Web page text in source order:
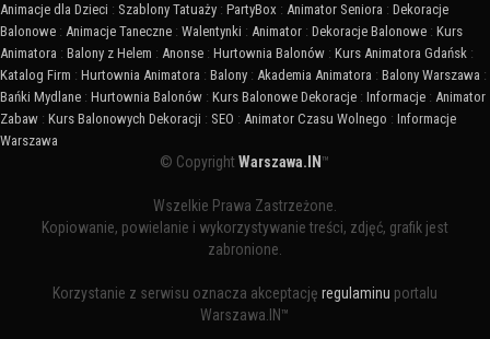
Animacje dla Dzieci : Szablony Tatuaży : PartyBox : Animator Seniora : Dekoracje
Balonowe : Animacje Taneczne : Walentynki : Animator : Dekoracje Balonowe : Kurs
Animatora : Balony z Helem : Anonse : Hurtownia Balonów : Kurs Animatora Gdańsk :
Katalog Firm : Hurtownia Animatora : Balony : Akademia Animatora : Balony Warszawa :
Bańki Mydlane : Hurtownia Balonów : Kurs Balonowe Dekoracje : Informacje : Animator
Zabaw : Kurs Balonowych Dekoracji : SEO : Animator Czasu Wolnego : Informacje
Warszawa
© CopyrightWarszawa.IN ™
Wszelkie Prawa Zastrzeżone.
Kopiowanie, powielanie i wykorzystywanie treści, zdjęć, grafik jest
zabronione.
Korzystanie z serwisu oznacza akceptację regulaminu portalu
Warszawa.IN™